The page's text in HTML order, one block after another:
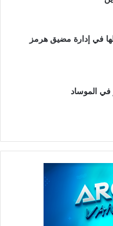
في إدارة مضيق هرمز
في الموساد